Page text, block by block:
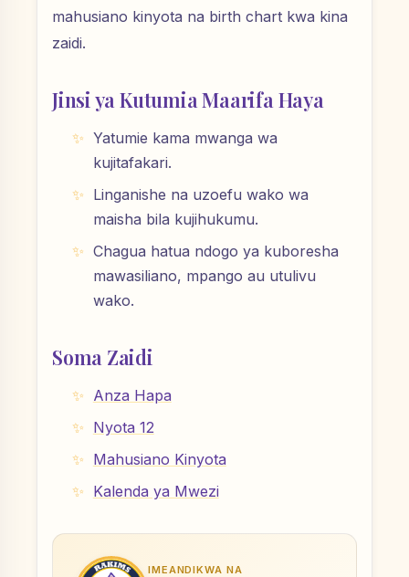
mahusiano kinyota na birth chart kwa kina
zaidi.
Jinsi ya Kutumia Maarifa Haya
Yatumie kama mwanga wa
kujitafakari.
Linganishe na uzoefu wako wa
maisha bila kujihukumu.
Chagua hatua ndogo ya kuboresha
mawasiliano, mpango au utulivu
wako.
Soma Zaidi
Anza Hapa
Nyota 12
Mahusiano Kinyota
Kalenda ya Mwezi
IMEANDIKWA NA